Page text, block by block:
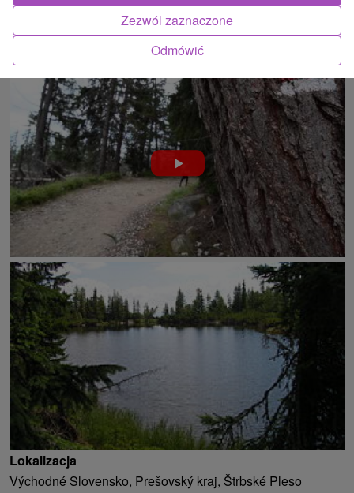
Lokalizacja
Východné Slovensko, Prešovský kraj, Štrbské Pleso
Odmówić
Zezwól zaznaczone